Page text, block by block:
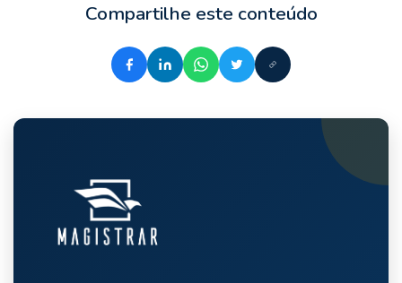
Compartilhe este conteúdo